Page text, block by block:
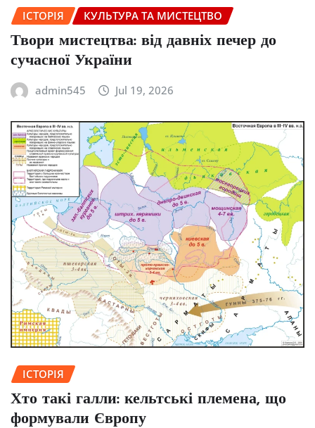
ІСТОРІЯ КУЛЬТУРА ТА МИСТЕЦТВО
Твори мистецтва: від давніх печер до
сучасної України
admin545 Jul 19, 2026
ІСТОРІЯ
Хто такі галли: кельтські племена, що
формували Європу